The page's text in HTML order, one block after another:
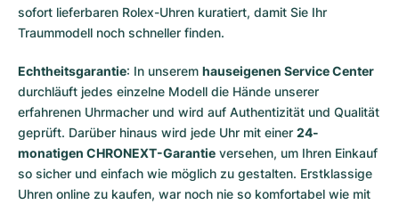
sofort lieferbaren Rolex-Uhren kuratiert, damit Sie Ihr
Traummodell noch schneller finden.
Echtheitsgarantie: In unserem hauseigenen Service Center
durchläuft jedes einzelne Modell die Hände unserer
erfahrenen Uhrmacher und wird auf Authentizität und Qualität
geprüft. Darüber hinaus wird jede Uhr mit einer 24-
monatigen CHRONEXT-Garantie versehen, um Ihren Einkauf
so sicher und einfach wie möglich zu gestalten. Erstklassige
Uhren online zu kaufen, war noch nie so komfortabel wie mit